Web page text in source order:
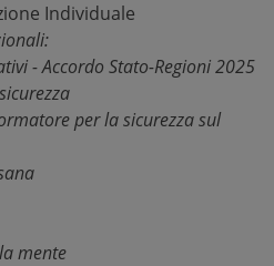
Individuale
- Accordo Stato-Regioni 2025
per la sicurezza sul
mente